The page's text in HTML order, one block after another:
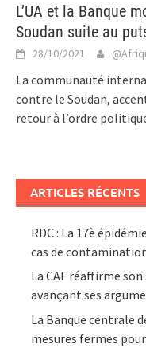
L’UA et la Banque
Soudan suite au
28/10/2021
La communauté
contre le Soudan,
retour à l’ordre
ARTICLES RÉCENTS
RDC : La 17è
cas de
La CAF réaffirme
avançant ses
La Banque centrale
mesures fermes